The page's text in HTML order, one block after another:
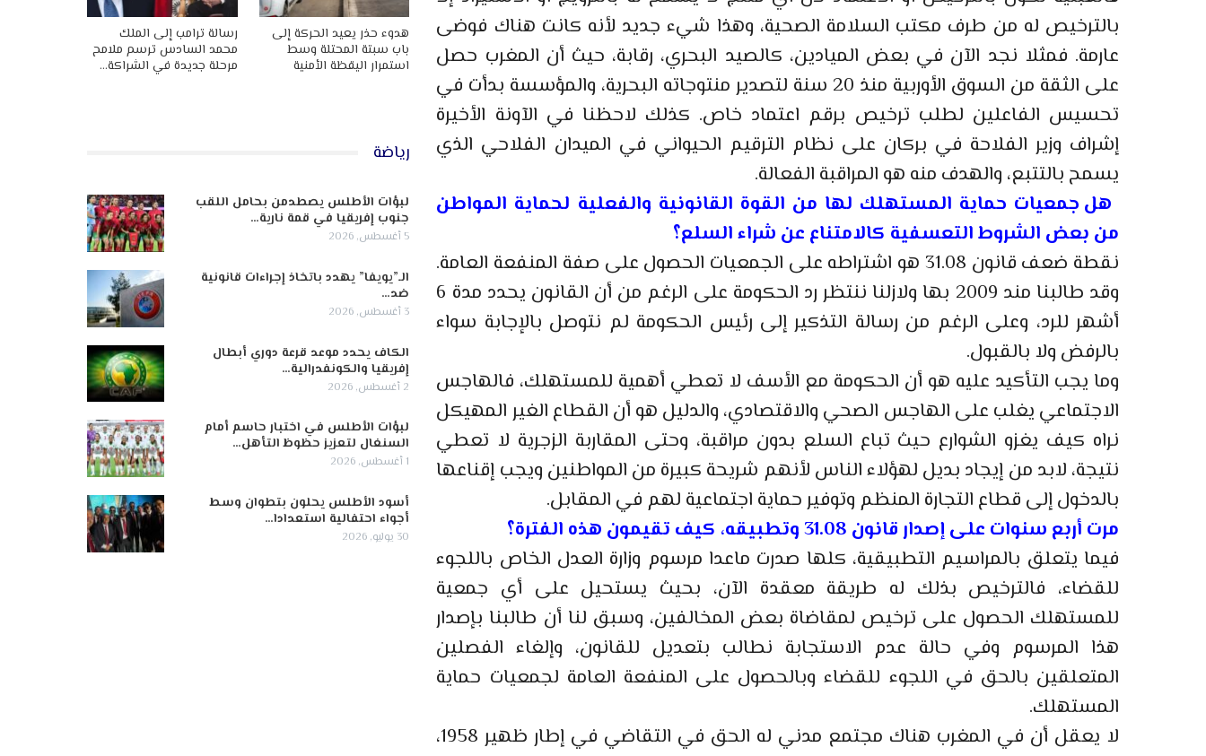
بالترخيص له من طرف مكتب السلامة الصحية، وهذا شيء جديد لأنه كانت هناك فوضى
عارمة. فمثلا نجد الآن في بعض الميادين، كالصيد البحري، رقابة، حيث أن المغرب حصل
على الثقة من السوق الأوربية منذ 20 سنة لتصدير منتوجاته البحرية، والمؤسسة بدأت في
تحسيس الفاعلين لطلب ترخيص برقم اعتماد خاص. كذلك لاحظنا في الآونة الأخيرة
إشراف وزير الفلاحة في بركان على نظام الترقيم الحيواني في الميدان الفلاحي الذي
يسمح بالتتبع، والهدف منه هو المراقبة الفعالة.
هل جمعيات حماية المستهلك لها من القوة القانونية والفعلية لحماية المواطن
من بعض الشروط التعسفية كالامتناع عن شراء السلع؟
نقطة ضعف قانون 31.08 هو اشتراطه على الجمعيات الحصول على صفة المنفعة العامة.
وقد طالبنا مند 2009 بها ولازلنا ننتظر رد الحكومة على الرغم من أن القانون يحدد مدة 6
أشهر للرد، وعلى الرغم من رسالة التذكير إلى رئيس الحكومة لم نتوصل بالإجابة سواء
بالرفض ولا بالقبول.
وما يجب التأكيد عليه هو أن الحكومة مع الأسف لا تعطي أهمية للمستهلك، فالهاجس
الاجتماعي يغلب على الهاجس الصحي والاقتصادي، والدليل هو أن القطاع الغير المهيكل
نراه كيف يغزو الشوارع حيث تباع السلع بدون مراقبة، وحتى المقاربة الزجرية لا تعطي
نتيجة، لابد من إيجاد بديل لهؤلاء الناس لأنهم شريحة كبيرة من المواطنين ويجب إقناعها
بالدخول إلى قطاع التجارة المنظم وتوفير حماية اجتماعية لهم في المقابل.
مرت أربع سنوات على إصدار قانون 31.08 وتطبيقه، كيف تقيمون هذه الفترة؟
فيما يتعلق بالمراسيم التطبيقية، كلها صدرت ماعدا مرسوم وزارة العدل الخاص باللجوء
للقضاء، فالترخيص بذلك له طريقة معقدة الآن، بحيث يستحيل على أي جمعية
للمستهلك الحصول على ترخيص لمقاضاة بعض المخالفين، وسبق لنا أن طالبنا بإصدار
هذا المرسوم وفي حالة عدم الاستجابة نطالب بتعديل للقانون، وإلغاء الفصلين
المتعلقين بالحق في اللجوء للقضاء وبالحصول على المنفعة العامة لجمعيات حماية
المستهلك.
لا يعقل أن في المغرب هناك مجتمع مدني له الحق في التقاضي في إطار ظهير 1958،
هدوء حذر يعيد الحركة إلى
باب سبتة المحتلة وسط
استمرار اليقظة الأمنية
رسالة ترامب إلى الملك
محمد السادس ترسم ملامح
مرحلة جديدة في الشراكة…
رياضة
لبؤات الأطلس يصطدمن بحامل اللقب
جنوب إفريقيا في قمة نارية…
5 أغسطس, 2026
الـ”يويفا” يهدد باتخاذ إجراءات قانونية
ضد…
3 أغسطس, 2026
الكاف يحدد موعد قرعة دوري أبطال
إفريقيا والكونفدرالية…
2 أغسطس, 2026
لبؤات الأطلس في اختبار حاسم أمام
السنغال لتعزيز حظوظ التأهل…
1 أغسطس, 2026
أسود الأطلس يحلون بتطوان وسط
أجواء احتفالية استعدادا…
30 يوليو, 2026